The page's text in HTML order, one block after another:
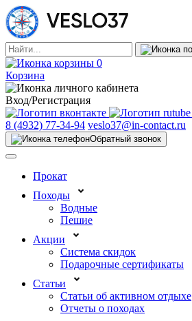
0
Корзина
Вход/Регистрация
8 (4932) 77-34-94 veslo37@in-contact.ru
Обратный звонок
Прокат
Походы
Водные
Пешие
Акции
Система скидок
Подарочные сертификаты
Статьи
Статьи об активном отдыхе
Отчеты о походах